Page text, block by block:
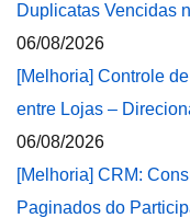
Duplicatas Vencidas
06/08/2026
[Melhoria] Controle
entre Lojas –
06/08/2026
[Melhoria] CRM:
Paginados do